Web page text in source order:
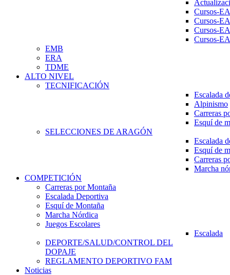
Cursos-
Cursos-
Cursos-
Cursos-
EMB
ERA
TDME
ALTO NIVEL
TECNIFICACIÓN
Escalada
Alpinismo
Carreras
Esquí de
SELECCIONES DE ARAGÓN
Escalada
Esquí de
Carreras
Marcha
COMPETICIÓN
Carreras por Montaña
Escalada Deportiva
Esquí de Montaña
Marcha Nórdica
Juegos Escolares
Escalada
DEPORTE/SALUD/CONTROL DEL
DOPAJE
REGLAMENTO DEPORTIVO FAM
Noticias